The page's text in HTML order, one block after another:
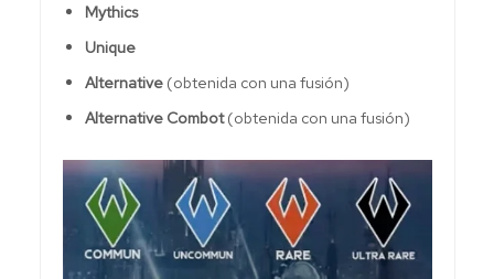
Mythics
Unique
Alternative(obtenida con una fusión)
Alternative Combot(obtenida con una fusión)